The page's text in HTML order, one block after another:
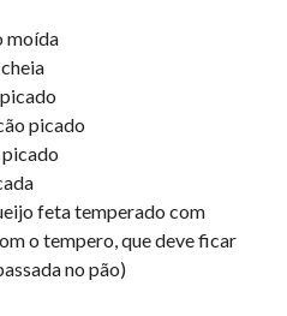
moída
picado
feta temperado com
o tempero, que deve ficar
no pão)